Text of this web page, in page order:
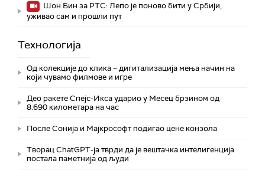
Шон Бин за РТС: Лепо је поново бити у Србији,
уживао сам и прошли пут
Технологијa
Од колекције до клика – дигитализација мења начин на
који чувамо филмове и игре
Део ракете Спејс-Икса ударио у Месец брзином од
8.690 километара на час
После Сонија и Мајкрософт подигао цене конзола
Творац ChatGPT-ја тврди да је вештачка интелигенција
постала паметнија од људи